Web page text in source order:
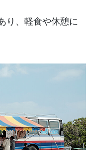
り、軽食や休憩に